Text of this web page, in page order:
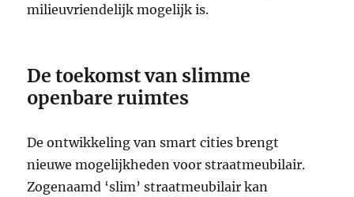
milieuvriendelijk mogelijk is.
De toekomst van slimme
openbare ruimtes
De ontwikkeling van smart cities brengt
nieuwe mogelijkheden voor straatmeubilair.
Zogenaamd ‘slim’ straatmeubilair kan